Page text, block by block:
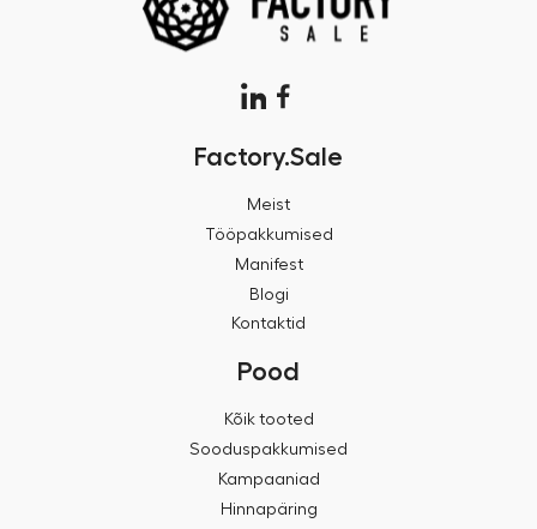
Factory.Sale
Meist
Tööpakkumised
Manifest
Blogi
Kontaktid
Pood
Kõik tooted
Sooduspakkumised
Kampaaniad
Hinnapäring